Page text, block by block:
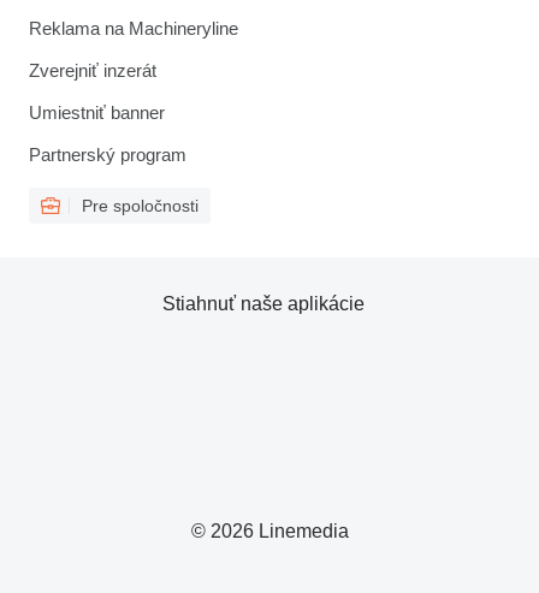
Reklama na Machineryline
Zverejniť inzerát
Umiestniť banner
Partnerský program
Pre spoločnosti
© 2026 Linemedia
Stiahnuť naše aplikácie